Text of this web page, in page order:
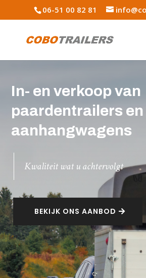
06-51 00 82 81
In- en verkoop van
paardentrailers en
aanhangwagens
Kwaliteit wat u achtervolgt
BEKIJK ONS AANBOD